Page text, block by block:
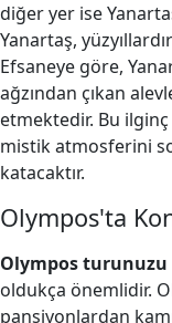
diğer yer ise
Yanartaş,
Efsaneye göre,
ağzından çıkan
etmektedir. Bu ilginç
mistik atmosferini
katacaktır.
Olympos'ta
Olympos turunuzu
oldukça önemlidir.
pansiyonlardan